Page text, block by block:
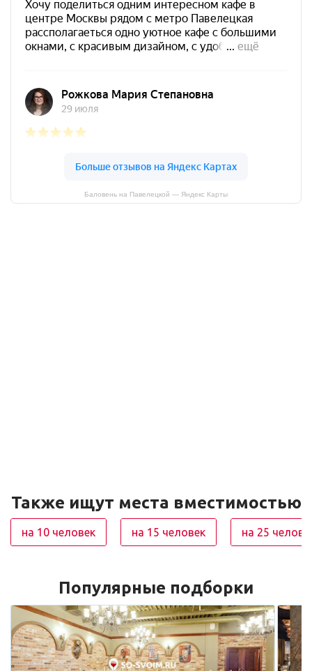
Баловень на Павелецкой — Яндекс Карты
Также ищут места вместимостью
на 10 человек на 15 человек на 25
Популярные подборки